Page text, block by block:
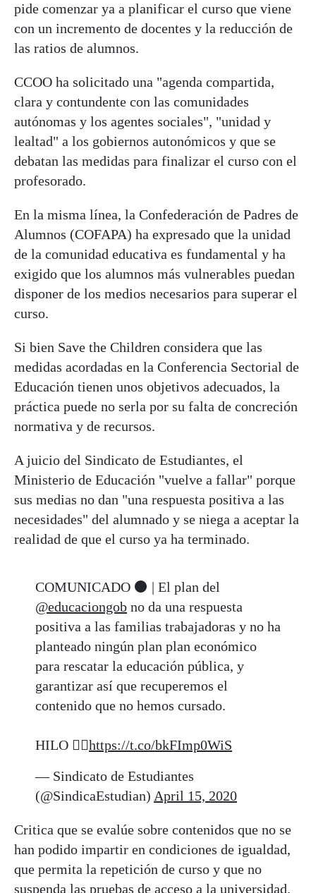
pide comenzar ya a planificar el curso que viene
con un incremento de docentes y la reducción de
las ratios de alumnos.
CCOO ha solicitado una "agenda compartida,
clara y contundente con las comunidades
autónomas y los agentes sociales", "unidad y
lealtad" a los gobiernos autonómicos y que se
debatan las medidas para finalizar el curso con el
profesorado.
En la misma línea, la Confederación de Padres de
Alumnos (COFAPA) ha expresado que la unidad
de la comunidad educativa es fundamental y ha
exigido que los alumnos más vulnerables puedan
disponer de los medios necesarios para superar el
curso.
Si bien Save the Children considera que las
medidas acordadas en la Conferencia Sectorial de
Educación tienen unos objetivos adecuados, la
práctica puede no serla por su falta de concreción
normativa y de recursos.
A juicio del Sindicato de Estudiantes, el
Ministerio de Educación "vuelve a fallar" porque
sus medias no dan "una respuesta positiva a las
necesidades" del alumnado y se niega a aceptar la
realidad de que el curso ya ha terminado.
COMUNICADO ⚫️ | El plan del
@educaciongob no da una respuesta
positiva a las familias trabajadoras y no ha
planteado ningún plan plan económico
para rescatar la educación pública, y
garantizar así que recuperemos el
contenido que no hemos cursado.
HILO 👇🏽https://t.co/bkFImp0WiS
— Sindicato de Estudiantes
(@SindicaEstudian) April 15, 2020
Critica que se evalúe sobre contenidos que no se
han podido impartir en condiciones de igualdad,
que permita la repetición de curso y que no
suspenda las pruebas de acceso a la universidad.